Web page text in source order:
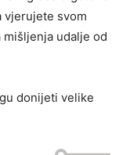
vjerujete svom
udalje od
donijeti velike